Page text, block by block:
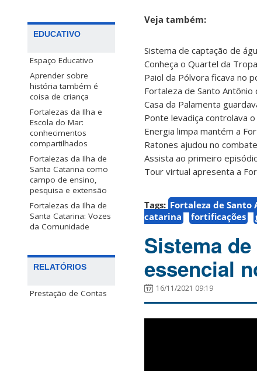
EDUCATIVO
Espaço Educativo
Aprender sobre
história também é
coisa de criança
Fortalezas da Ilha e
Escola do Mar:
conhecimentos
compartilhados
Fortalezas da Ilha de
Santa Catarina como
campo de ensino,
pesquisa e extensão
Fortalezas da Ilha de
Santa Catarina: Vozes
da Comunidade
RELATÓRIOS
Prestação de Contas
Veja também:
Sistema de captação de
Conheça o Quartel da
Paiol da Pólvora ficava no
Fortaleza de Santo
Casa da Palamenta
Ponte levadiça controlava
Energia limpa mantém a
Ratones ajudou no
Assista ao primeiro
Tour virtual apresenta a
Tags: Fortaleza de Santo
catarina
fortificações
Sistema
essencial
16/11/2021 09:19